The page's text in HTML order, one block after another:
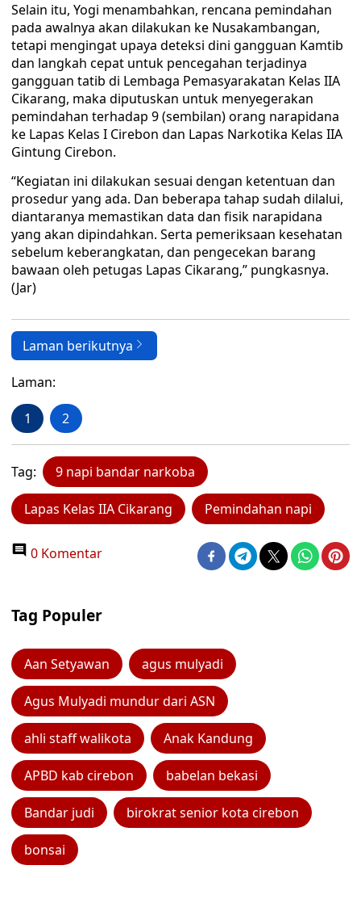
Selain itu, Yogi menambahkan, rencana pemindahan
pada awalnya akan dilakukan ke Nusakambangan,
tetapi mengingat upaya deteksi dini gangguan Kamtib
dan langkah cepat untuk pencegahan terjadinya
gangguan tatib di Lembaga Pemasyarakatan Kelas IIA
Cikarang, maka diputuskan untuk menyegerakan
pemindahan terhadap 9 (sembilan) orang narapidana
ke Lapas Kelas I Cirebon dan Lapas Narkotika Kelas IIA
Gintung Cirebon.
“Kegiatan ini dilakukan sesuai dengan ketentuan dan
prosedur yang ada. Dan beberapa tahap sudah dilalui,
diantaranya memastikan data dan fisik narapidana
yang akan dipindahkan. Serta pemeriksaan kesehatan
sebelum keberangkatan, dan pengecekan barang
bawaan oleh petugas Lapas Cikarang,” pungkasnya.
(Jar)
Laman berikutnya
Laman:
1 2
Tag: 9 napi bandar narkoba
Lapas Kelas IIA Cikarang Pemindahan napi
0 Komentar
Tag Populer
Aan Setyawan agus mulyadi
Agus Mulyadi mundur dari ASN
ahli staff walikota Anak Kandung
APBD kab cirebon babelan bekasi
Bandar judi birokrat senior kota cirebon
bonsai